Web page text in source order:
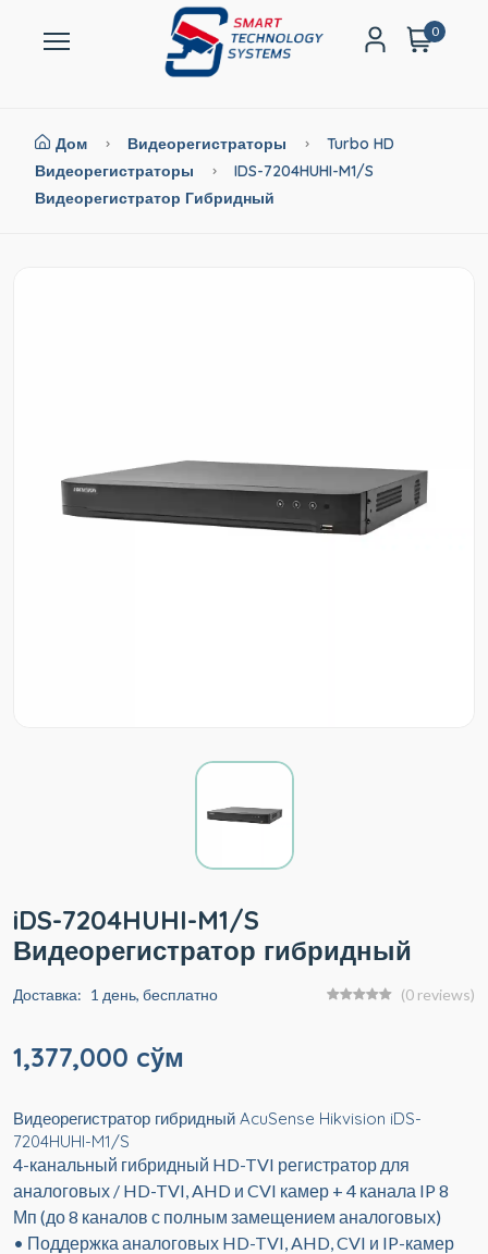
0
Дом Видеорегистраторы
Turbo HD
Видеорегистраторы
IDS-7204HUHI-M1/S
Видеорегистратор Гибридный
iDS-7204HUHI-M1/S
Видеорегистратор гибридный
Доставка: 1 день, бесплатно (0 reviews)
1,377,000 cўм
Видеорегистратор гибридный AcuSense Hikvision iDS-
7204HUHI-M1/S
4-канальный гибридный HD-TVI регистратор для
аналоговых / HD-TVI, AHD и CVI камер + 4 канала IP 8
Мп (до 8 каналов с полным замещением аналоговых)
• Поддержка аналоговых HD-TVI, AHD, CVI и IP-камер